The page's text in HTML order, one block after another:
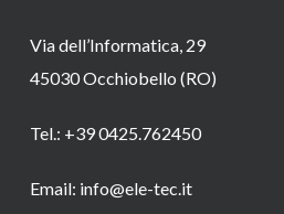
Via dell’Informatica, 29
45030 Occhiobello (RO)
Tel.: +39 0425.762450
Email: info@ele-tec.it